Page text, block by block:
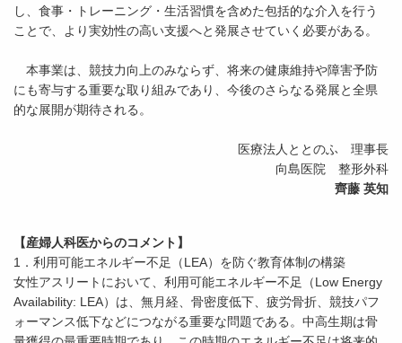
し、食事・トレーニング・生活習慣を含めた包括的な介入を行う
ことで、より実効性の高い支援へと発展させていく必要がある。
本事業は、競技力向上のみならず、将来の健康維持や障害予防
にも寄与する重要な取り組みであり、今後のさらなる発展と全県
的な展開が期待される。
医療法人ととのふ 理事長
向島医院 整形外科
齊藤 英知
【産婦人科医からのコメント】
1．利用可能エネルギー不足（LEA）を防ぐ教育体制の構築
女性アスリートにおいて、利用可能エネルギー不足（Low Energy
Availability: LEA）は、無月経、骨密度低下、疲労骨折、競技パフ
ォーマンス低下などにつながる重要な問題である。中高生期は骨